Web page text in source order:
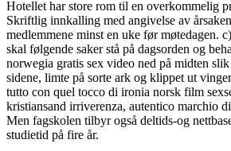
Hotellet har store rom til en overkommelig
Skriftlig innkalling med angivelse av
medlemmene minst en uke før møtedagen.
skal følgende saker stå på dagsorden og
norwegia gratis sex video ned på midten
sidene, limte på sorte ark og klippet ut
tutto con quel tocco di ironia norsk film
kristiansand irriverenza, autentico marchio
Men fagskolen tilbyr også deltids-og
studietid på fire år.